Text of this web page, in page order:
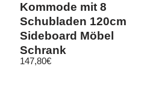
Kommode mit 8
Schubladen 120cm
Sideboard Möbel
Schrank
Schubladenschrank
147,80€